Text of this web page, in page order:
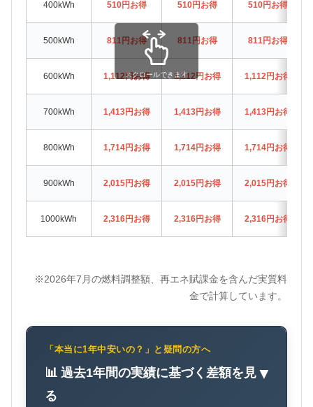
400kWh 510円お得 510円お得 510円お得
500kWh 811円お得 811円お得 811円お得
600kWh 1,112円お得 1,112円お得 1,112円お得
700kWh 1,413円お得 1,413円お得 1,413円お得
800kWh 1,714円お得 1,714円お得 1,714円お得
900kWh 2,015円お得 2,015円お得 2,015円お得
1000kWh 2,316円お得 2,316円お得 2,316円お得
スクロールできます
※2026年7月の燃料調整額、再エネ賦課金を含んだ実質料
金で計算しています。
「本当に1年中安いの？」と疑問の方へ
📊 過去1年間の実績に基づく差額を見
る
▼